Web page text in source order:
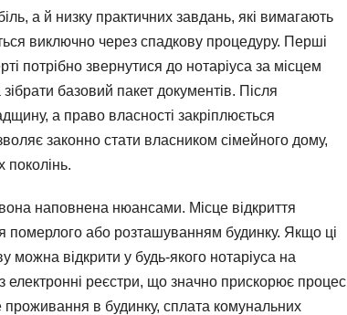
а й низку практичних завдань, які вимагають
виключно через спадкову процедуру. Перші
потрібно звернутися до нотаріуса за місцем
базовий пакет документів. Після
а право власності закріплюється
законно стати власником сімейного дому,
поколінь.
наповнена нюансами. Місце відкриття
померлого або розташуванням будинку. Якщо ці
можна відкрити у будь-якого нотаріуса на
електронні реєстри, що значно прискорює процес
в будинку, сплата комунальних